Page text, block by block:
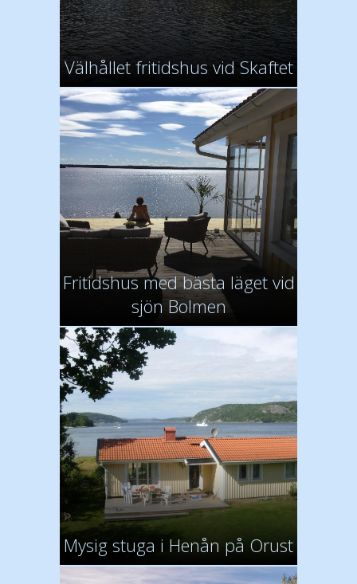
Välhållet fritidshus vid Skaftet
Fritidshus med bästa läget vid
sjön Bolmen
Mysig stuga i Henån på Orust